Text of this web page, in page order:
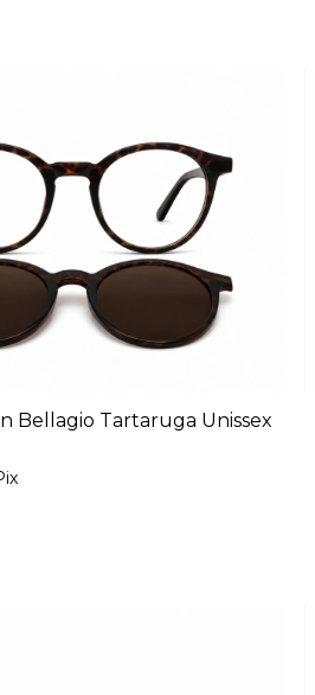
Bellagio Tartaruga Unissex